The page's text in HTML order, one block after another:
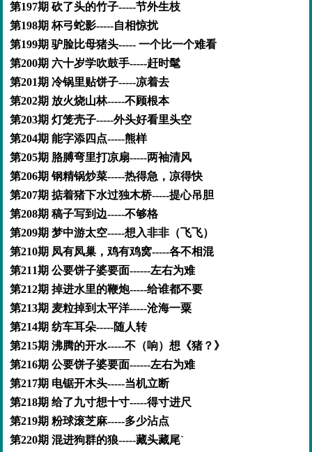
第197期 砍了头的竹子-----节外生枝
第198期 杯弓蛇影-----自相惊扰
第199期 驴脸比母猪头----- 一个比一个难看
第200期 六十岁学吹鼓手-----赶时髦
第201期 冷锅里贴饼子-----凉着去
第202期 放火烧山林-----不顾根本
第203期 灯笼壳子-----外头好看里头空
第204期 能字添四点-----熊样
第205期 胳膊弯里打凉扇-----两袖清风
第206期 钢精锅炒菜-----热得急，凉得快
第207期 掂着猪下水过独木桥-----提心吊胆
第208期 稿子写到边-----不够格
第209期 梦中游太空-----想入非非（飞飞）
第210期 凤有凤巢，鸡有鸡窝-----各不相混
第211期 公要饼子婆要面------左右为难
第212期 掉进水里的鞭炮-----给谁都不要
第213期 麦粒掉到太平洋-----沧海一粟
第214期 纺车耳朵-----随人转
第215期 沸腾的开水-----不（响）想《猪？》
第216期 公要饼子婆要面------左右为难
第217期 电锯开木头-----当机立断
第218期 给了九寸想十寸-----得寸进尺
第219期 粉球滚芝麻-----多少沾点
第220期 混进狗群的狼-----藏头藏尾`